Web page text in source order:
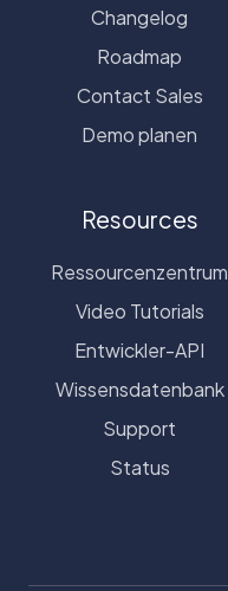
Changelog
Roadmap
Contact Sales
Demo planen
Resources
Ressourcenzentrum
Video Tutorials
Entwickler-API
Wissensdatenbank
Support
Status